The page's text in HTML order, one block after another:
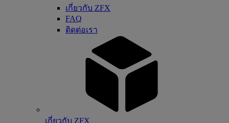
เกี่ยวกับ ZFX
FAQ
ติดต่อเรา
เกี่ยวกับ ZFX